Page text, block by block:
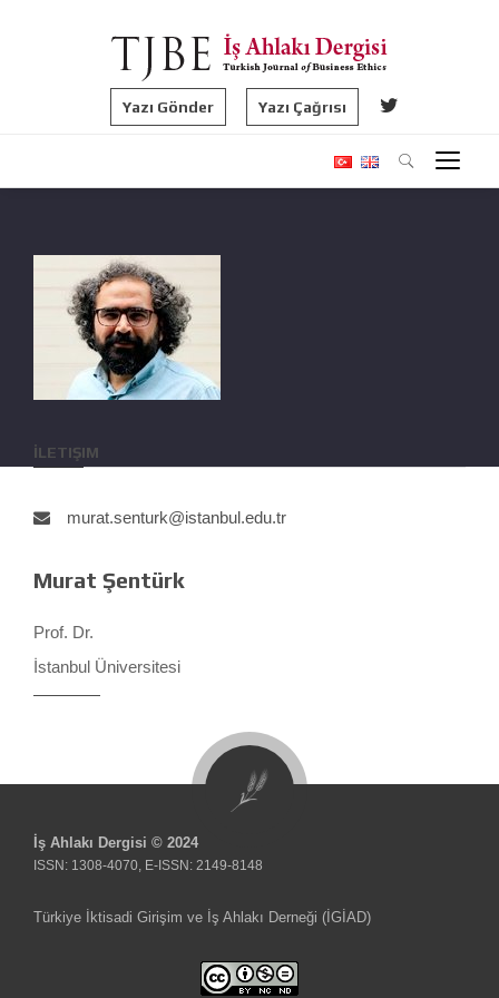
Yazı Gönder Yazı Çağrısı
İLETIŞIM
murat.senturk@istanbul.edu.tr
Murat Şentürk
Prof. Dr.
İstanbul Üniversitesi
İş Ahlakı Dergisi © 2024
ISSN: 1308-4070, E-ISSN: 2149-8148
Türkiye İktisadi Girişim ve İş Ahlakı Derneği (İGİAD)